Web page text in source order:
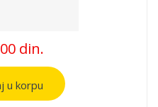
din.
u korpu